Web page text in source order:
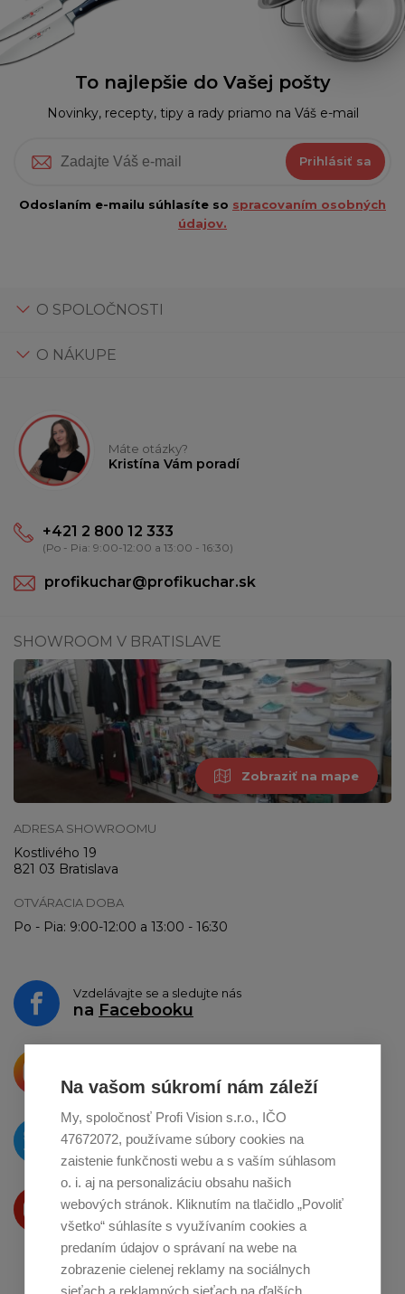
Na vašom súkromí nám záleží
My, spoločnosť Profi Vision s.r.o., IČO
47672072, používame súbory cookies na
zaistenie funkčnosti webu a s vaším súhlasom
o. i. aj na personalizáciu obsahu našich
webových stránok. Kliknutím na tlačidlo „Povoliť
všetko“ súhlasíte s využívaním cookies a
predaním údajov o správaní na webe na
zobrazenie cielenej reklamy na sociálnych
sieťach a reklamných sieťach na ďalších
To najlepšie do Vašej pošty
Novinky, recepty, tipy a rady priamo na Váš e-mail
Prihlásiť sa
Odoslaním e-mailu súhlasíte so spracovaním osobných
údajov.
O SPOLOČNOSTI
O NÁKUPE
Máte otázky?
Kristína Vám poradí
+421 2 800 12 333
(Po - Pia: 9:00-12:00 a 13:00 - 16:30)
profikuchar@profikuchar.sk
SHOWROOM V BRATISLAVE
Zobraziť na mape
ADRESA SHOWROOMU
Kostlivého 19
821 03 Bratislava
OTVÁRACIA DOBA
Po - Pia: 9:00-12:00 a 13:00 - 16:30
Vzdelávajte se a sledujte nás
na Facebooku
o zdieľanie naInstagrame
O novinkách píšeme
naTwitteri
Produkty Vám predstavujeme
na Youtube